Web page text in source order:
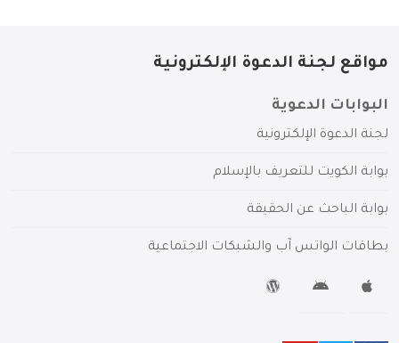
مواقع لجنة الدعوة الإلكترونية
البوابات الدعوية
لجنة الدعوة الإلكترونية
بوابة الكويت للتعريف بالإسلام
بوابة الباحث عن الحقيقة
بطاقات الواتس آب والشبكات الاجتماعية